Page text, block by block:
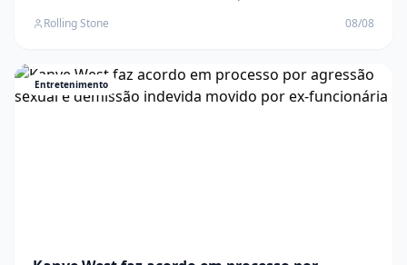
para ele apareceu primeiro em Rolling Stone Brasil .
Rolling Stone 08/08
Entretenimento